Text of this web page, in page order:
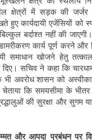
क्षेत्रों में सड़क की जर्जर
हुए कार्यदायी एजेंसियों को
बर्दाश्त नहीं की
कार्य पूर्ण करने और
समाधान खोजने हेतु
सचिव ने कहा कि
अवरोध शासन को
चेताया कि समयसीमा के
की सुरक्षा और सुगम
और आपदा प्रबंधन पर